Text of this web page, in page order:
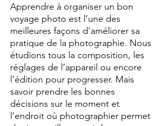
Apprendre à organiser un bon
voyage photo est l’une des
meilleures façons d’améliorer sa
pratique de la photographie. Nous
étudions tous la composition, les
réglages de l’appareil ou encore
l’édition pour progresser. Mais
savoir prendre les bonnes
décisions sur le moment et
l’endroit où photographier permet